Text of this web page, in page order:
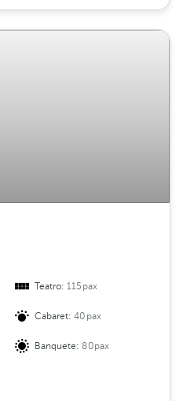
Teatro:115pax
Cabaret:40pax
Banquete:80pax